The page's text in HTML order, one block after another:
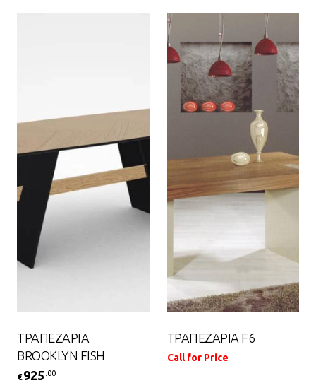
ΤΡΑΠΕΖΑΡΙΑ
BROOKLYN FISH
€ 925 .00
ΤΡΑΠΕΖΑΡΙΑ F6
Call for Price